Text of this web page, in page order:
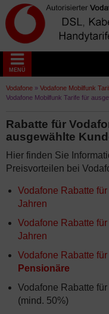
MENÜ
Vodafone » Vodafone Mobilfunk
Vodafone Mobilfunk Tarife für
Rabatte für
ausgewählte
Hier finden Sie
Preisvorteilen bei
Vodafone Rabatte für
Jahren
Vodafone Rabatte für
Jahren
Vodafone Rabatte für
Pensionäre
Vodafone Rabatte für
(mind. 50%)